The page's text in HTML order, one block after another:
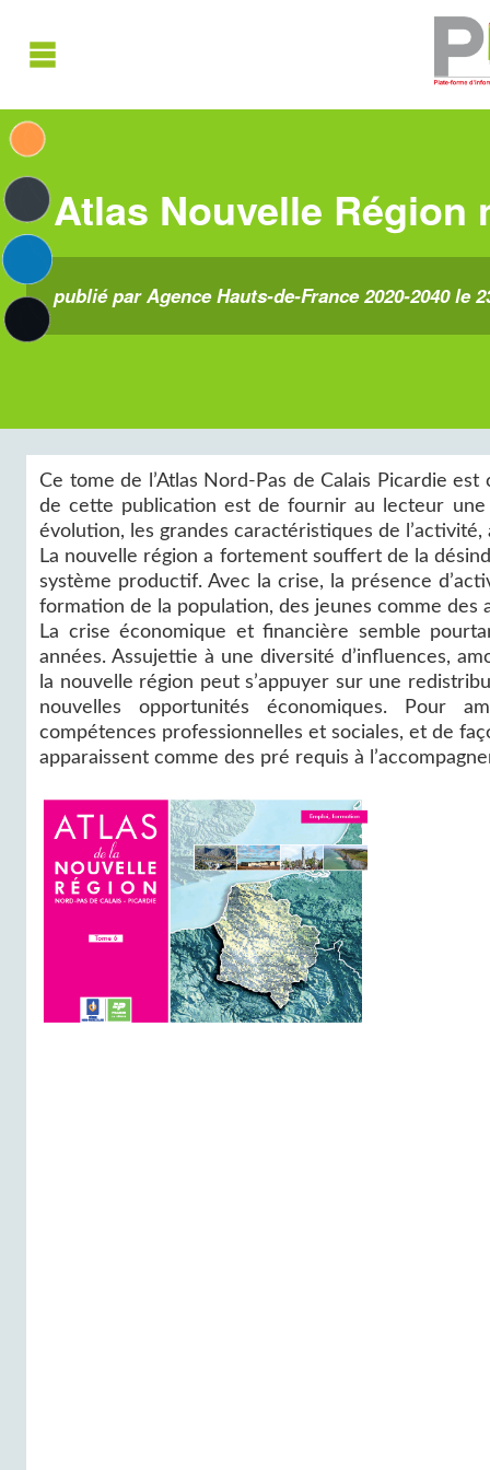
Atlas Nouvelle Région
publié par Agence Hauts-de-France 2020-2040 le
Ce tome de l’Atlas Nord-Pas de Calais Picardie est
de cette publication est de fournir au lecteur une
évolution, les grandes caractéristiques de
La nouvelle région a fortement souffert de la
système productif. Avec la crise, la présence
formation de la population, des jeunes comme des
La crise économique et financière semble
années. Assujettie à une diversité d’influences,
la nouvelle région peut s’appuyer sur une
nouvelles opportunités économiques. Pour
compétences professionnelles et sociales, et de
apparaissent comme des pré requis à